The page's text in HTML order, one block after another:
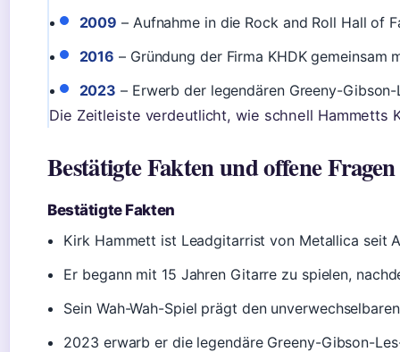
2009 – Aufnahme in die Rock and Roll Hall of
2016 – Gründung der Firma KHDK gemeinsam
2023 – Erwerb der legendären Greeny-
Die Zeitleiste verdeutlicht, wie schnell Hammetts
Bestätigte Fakten und offene Fragen
Bestätigte Fakten
Kirk Hammett ist Leadgitarrist von Metallica seit
Er begann mit 15 Jahren Gitarre zu spielen,
Sein Wah-Wah-Spiel prägt den
2023 erwarb er die legendäre Greeny-Gibson-